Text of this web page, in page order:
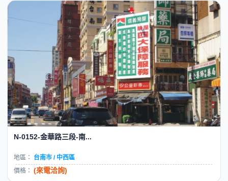
N-0152-金華路三段-南...
地區：
台南市 / 中西區
價格： (來電洽詢)